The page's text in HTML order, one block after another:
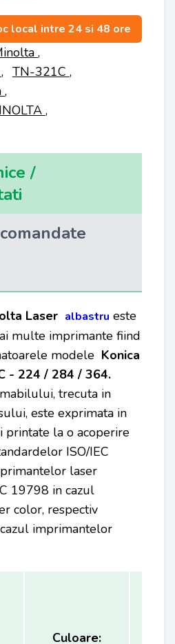
local intre 24 si 48 ore
,
, TN-321C ,
,
,
/
Laser albastru este
multe imprimante fiind
modele Konica
- 224 / 284 / 364.
trecuta in
este exprimata in
printate la o acoperire
ISO/IEC
laser
19798 in cazul
color, respectiv
imprimantelor
Culoare: